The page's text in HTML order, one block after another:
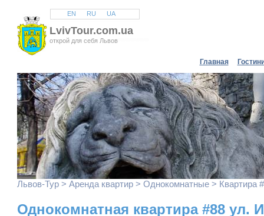
EN RU UA
LvivTour.com.ua
открой для себя Львов
Главная
Львов-Тур > Аренда квартир> Однокомнатные> Квартира
Однокомнатная квартира #88 ул.